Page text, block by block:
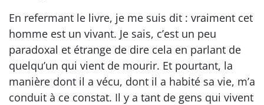
En refermant le livre, je me suis dit : vraiment cet
homme est un vivant. Je sais, c’est un peu
paradoxal et étrange de dire cela en parlant de
quelqu’un qui vient de mourir. Et pourtant, la
manière dont il a vécu, dont il a habité sa vie, m’a
conduit à ce constat. Il y a tant de gens qui vivent